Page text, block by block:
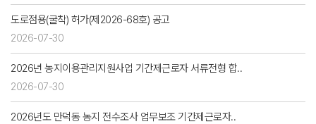
도로점용(굴착) 허가(제2026-68호) 공고
2026-07-30
2026년 농지이용관리지원사업 기간제근로자 서류전형 합..
2026-07-30
2026년도 만덕동 농지 전수조사 업무보조 기간제근로자..